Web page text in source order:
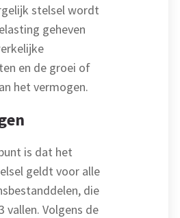
stelsel wordt
geheven
en de groei of
het vermogen.
is dat het
geldt voor alle
die
vallen. Volgens de